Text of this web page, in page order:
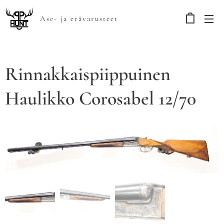
Ase- ja erävarusteet
Rinnakkaispiippuinen
Haulikko Corosabel 12/70